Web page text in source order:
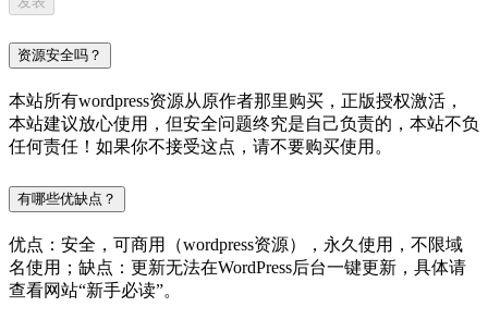
资源安全吗？
本站所有wordpress资源从原作者那里购买，正版授权激活，
本站建议放心使用，但安全问题终究是自己负责的，本站不负
任何责任！如果你不接受这点，请不要购买使用。
有哪些优缺点？
优点：安全，可商用（wordpress资源），永久使用，不限域
名使用；缺点：更新无法在WordPress后台一键更新，具体请
查看网站“新手必读”。